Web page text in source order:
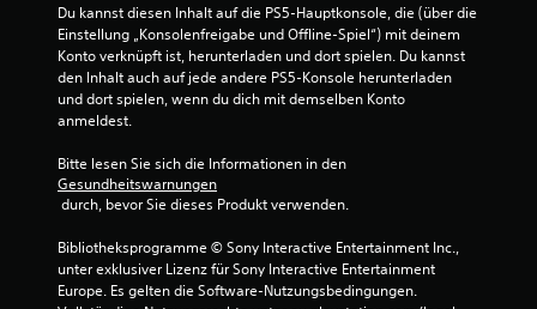
Du kannst diesen Inhalt auf die PS5-Hauptkonsole, die (über die
Einstellung „Konsolenfreigabe und Offline-Spiel“) mit deinem
Konto verknüpft ist, herunterladen und dort spielen. Du kannst
den Inhalt auch auf jede andere PS5-Konsole herunterladen
und dort spielen, wenn du dich mit demselben Konto
anmeldest.
Bitte lesen Sie sich die Informationen in den
Gesundheitswarnungen
durch, bevor Sie dieses Produkt verwenden.
Bibliotheksprogramme © Sony Interactive Entertainment Inc.,
unter exklusiver Lizenz für Sony Interactive Entertainment
Europe. Es gelten die Software-Nutzungsbedingungen.